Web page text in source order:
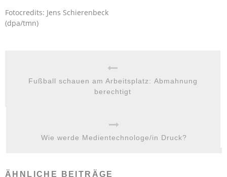
Fotocredits: Jens Schierenbeck
(dpa/tmn)
Fußball schauen am Arbeitsplatz: Abmahnung
berechtigt
Wie werde Medientechnologe/in Druck?
ÄHNLICHE BEITRÄGE